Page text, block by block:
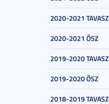
2020-2021 TAVASZ
2020-2021 ŐSZ
2019-2020 TAVASZ
2019-2020 ŐSZ
2018-2019 TAVASZ